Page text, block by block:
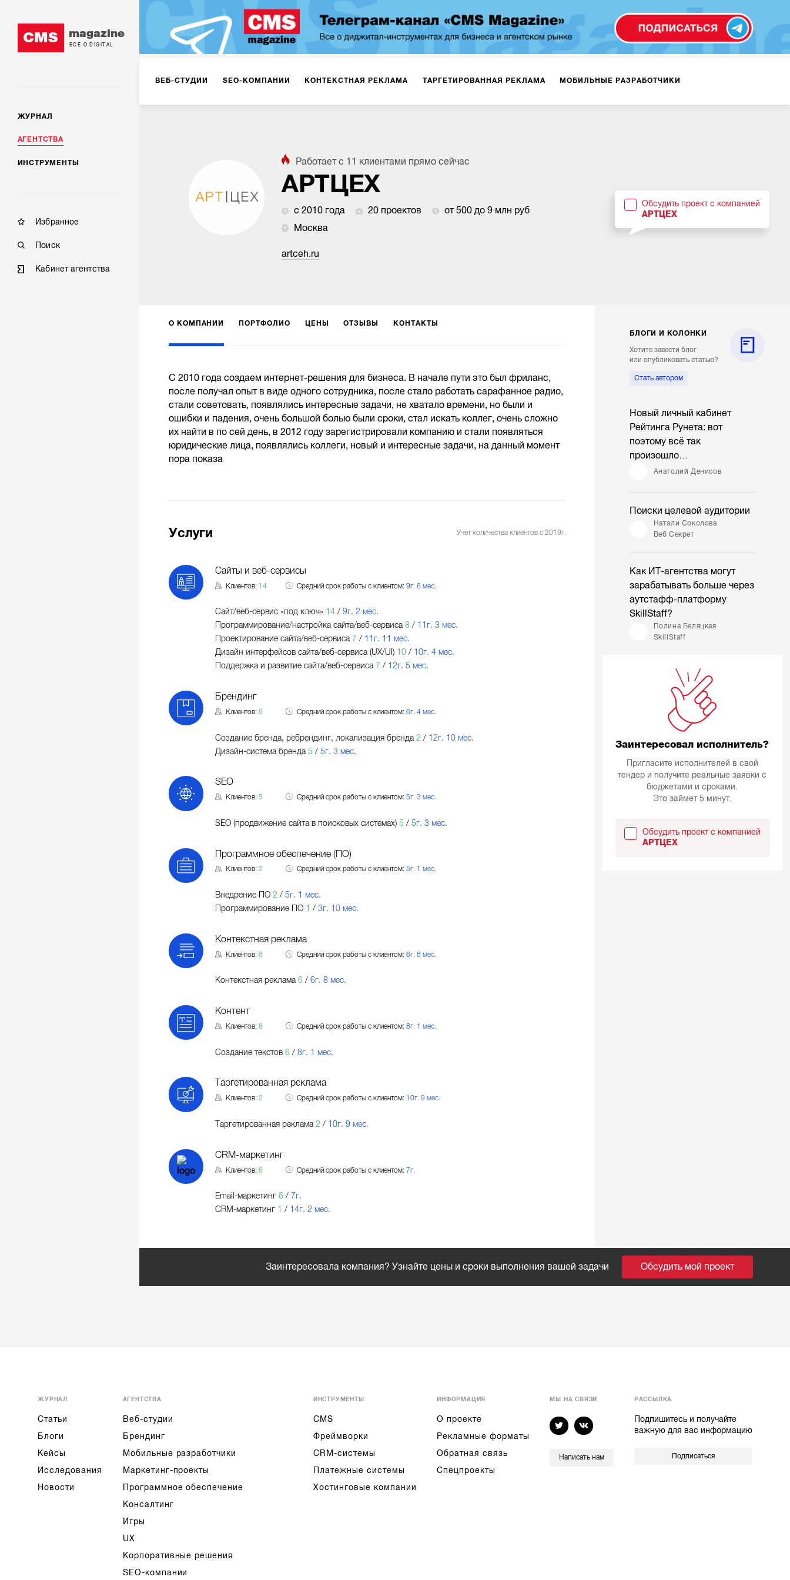
CMS magazine
ВСЕ О DIGITAL
ЖУРНАЛ
АГЕНТСТВА
ИНСТРУМЕНТЫ
Избранное
Поиск
Кабинет агентства
ВЕБ-СТУДИИ SEO-КОМПАНИИ КОНТЕКСТНАЯ РЕКЛАМА ТАРГЕТИРОВАННАЯ РЕКЛАМА МОБИЛЬНЫЕ РАЗРАБОТЧИКИ
РЕКЛАМА НА ИНТЕРНЕТ-ПЛОЩАДКАХ РАБОТА С МАРКЕТПЛЕЙСАМИ
Работает с 11 клиентами прямо сейчас
АРТЦЕХ
с 2010 года 20 проектов
от 500 до 9 млн руб
Москва
artceh.ru
Обсудить проект с компанией
АРТЦЕХ
О КОМПАНИИ ПОРТФОЛИО ЦЕНЫ ОТЗЫВЫ КОНТАКТЫ
С 2010 года создаем интернет-решения для бизнеса. В начале пути это был фриланс,
после получал опыт в виде одного сотрудника, после стало работать сарафанное радио,
стали советовать, появлялись интересные задачи, не хватало времени, но были и
ошибки и падения, очень большой болью были сроки, стал искать коллег, очень сложно
их найти в по сей день, в 2012 году зарегистрировали компанию и стали появляться
юридические лица, появлялись коллеги, новый и интересные задачи, на данный момент
пора показа
Услуги Учет количества клиентов с 2019г.
Сайты и веб-сервисы
Клиентов: 14 Средний срок работы с клиентом: 9г. 6 мес.
Сайт/веб-сервис «под ключ» 14/ 9г. 2 мес.
Программирование/настройка сайта/веб-сервиса 8/ 11г. 3 мес.
Проектирование сайта/веб-сервиса 7 / 11г. 11 мес.
Дизайн интерфейсов сайта/веб-сервиса (UX/UI) 10/ 10г. 4 мес.
Поддержка и развитие сайта/веб-сервиса 7 / 12г. 5 мес.
Брендинг
Клиентов:6 Средний срок работы с клиентом: 6г. 4 мес.
Создание бренда, ребрендинг, локализация бренда 2 / 12г. 10 мес.
Дизайн-система бренда 5 / 5г. 3 мес.
SEO
Клиентов:5 Средний срок работы с клиентом: 5г. 3 мес.
SEO (продвижение сайта в поисковых системах) 5 / 5г. 3 мес.
Программное обеспечение (ПО)
Клиентов:2 Средний срок работы с клиентом: 5г. 1 мес.
Внедрение ПО 2 / 5г. 1 мес.
Программирование ПО 1 / 3г. 10 мес.
Контекстная реклама
Клиентов:6 Средний срок работы с клиентом: 6г. 8 мес.
Контекстная реклама 6/ 6г. 8 мес.
Контент
Клиентов:6 Средний срок работы с клиентом: 8г. 1 мес.
Создание текстов 6/ 8г. 1 мес.
Таргетированная реклама
Клиентов:2 Средний срок работы с клиентом: 10г. 9 мес.
Таргетированная реклама 2 / 10г. 9 мес.
CRM-маркетинг
Клиентов:6 Средний срок работы с клиентом: 7г.
Email-маркетинг 6/ 7г.
CRM-маркетинг 1 / 14г. 2 мес.
БЛОГИ И КОЛОНКИ
Хотите завести блог
или опубликовать статью?
Стать автором
Новый личный кабинет
Рейтинга Рунета: вот
поэтому всё так
произошло…
Анатолий Денисов
Поиски целевой аудитории
Натали Соколова
Веб Секрет
Как ИТ-агентства могут
зарабатывать больше через
аутстафф-платформу
SkillStaff?
Полина Беляцкая
SkillStaff
Заинтересовал исполнитель?
Пригласите исполнителей в свой
тендер и получите реальные заявки с
бюджетами и сроками.
Это займет 5 минут.
Обсудить проект с компанией
АРТЦЕХ
Заинтересовала компания? Узнайте цены и сроки выполнения вашей задачи Обсудить мой проект
ЖУРНАЛ
Статьи
Блоги
Кейсы
Исследования
Новости
АГЕНТСТВА
Веб-студии
Брендинг
Мобильные разработчики
Маркетинг-проекты
Программное обеспечение
Консалтинг
Игры
UX
Корпоративные решения
SEO-компании
ИНСТРУМЕНТЫ
CMS
Фреймворки
CRM-системы
Платежные системы
Хостинговые компании
ИНФОРМАЦИЯ
О проекте
Рекламные форматы
Обратная связь
Спецпроекты
МЫ НА СВЯЗИ
Написать нам
РАССЫЛКА
Подпишитесь и получайте
важную для вас информацию
Подписаться